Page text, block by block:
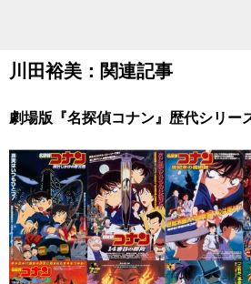
川田裕美：関連記事
劇場版『名探偵コナン』歴代シリー